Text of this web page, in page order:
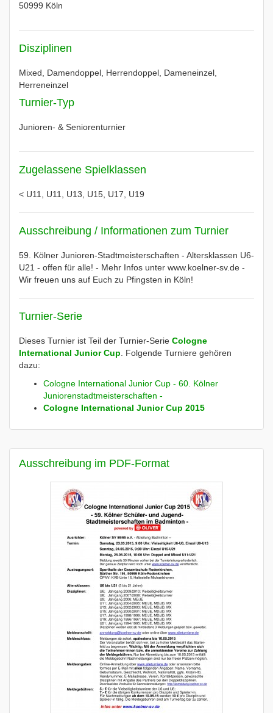
50999 Köln
Disziplinen
Mixed, Damendoppel, Herrendoppel, Dameneinzel,
Herreneinzel
Turnier-Typ
Junioren- & Seniorenturnier
Zugelassene Spielklassen
< U11, U11, U13, U15, U17, U19
Ausschreibung / Informationen zum Turnier
59. Kölner Junioren-Stadtmeisterschaften - Altersklassen U6-
U21 - offen für alle! - Mehr Infos unter www.koelner-sv.de -
Wir freuen uns auf Euch zu Pfingsten in Köln!
Turnier-Serie
Dieses Turnier ist Teil der Turnier-Serie Cologne
International Junior Cup . Folgende Turniere gehören
dazu:
Cologne International Junior Cup - 60. Kölner
Juniorenstadtmeisterschaften -
Cologne International Junior Cup 2015
Ausschreibung im PDF-Format